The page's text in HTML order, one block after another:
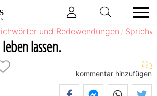
und Redewendungen
lassen.
kommentar hinzufügen